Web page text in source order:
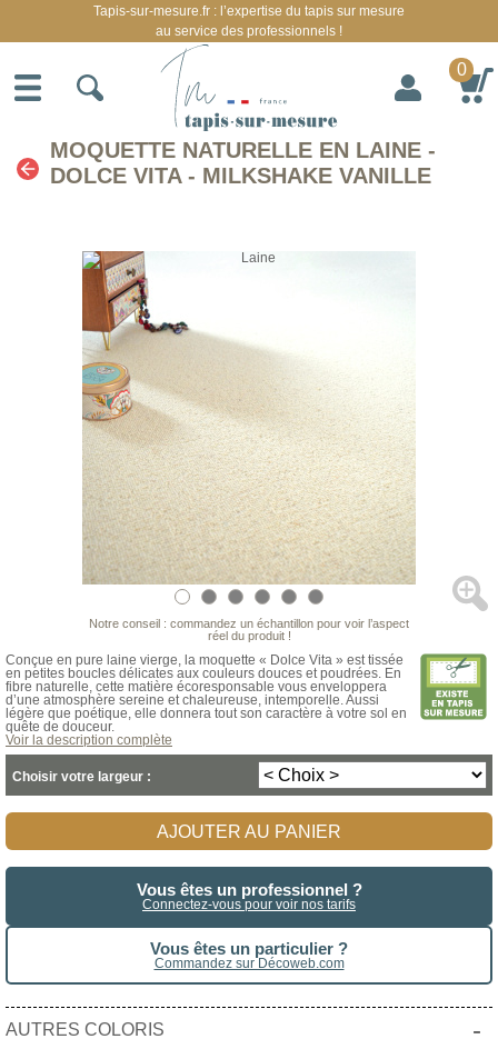
MOQUETTE NATURELLE EN LAINE -
DOLCE VITA - MILKSHAKE VANILLE
Notre conseil : commandez un échantillon pour voir l’aspect
réel du produit !
Conçue en pure laine vierge, la moquette « Dolce Vita » est tissée
en petites boucles délicates aux couleurs douces et poudrées. En
fibre naturelle, cette matière écoresponsable vous enveloppera
d’une atmosphère sereine et chaleureuse, intemporelle. Aussi
légère que poétique, elle donnera tout son caractère à votre sol en
quête de douceur.
Voir la description complète
Choisir votre largeur :
AJOUTER AU PANIER
Vous êtes un professionnel ?
Connectez-vous pour voir nos tarifs
Vous êtes un particulier ?
Commandez sur Décoweb.com
AUTRES COLORIS -
Tapis-sur-mesure.fr : l’expertise du tapis sur mesure
au service des professionnels !
0